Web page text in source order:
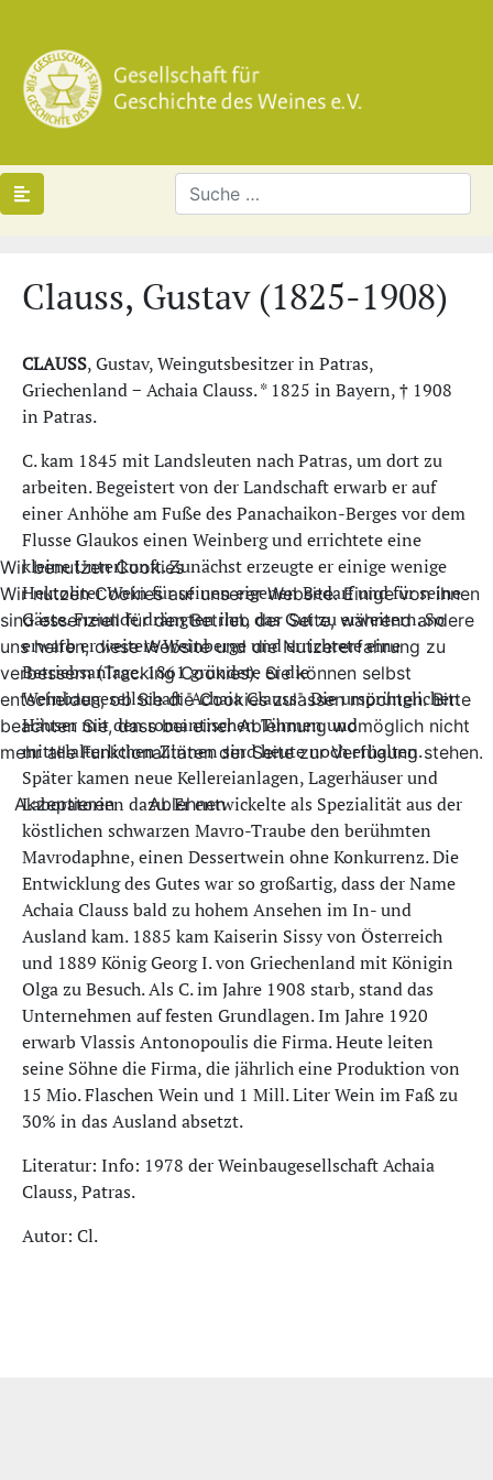
Clauss, Gustav (1825-1908)
CLAUSS, Gustav, Weingutsbesitzer in Patras,
Griechenland − Achaia Clauss. * 1825 in Bayern, † 1908
in Patras.
C. kam 1845 mit Landsleuten nach Patras, um dort zu
arbeiten. Begeistert von der Landschaft erwarb er auf
einer Anhöhe am Fuße des Panachaikon-Berges vor dem
Flusse Glaukos einen Weinberg und errichtete eine
kleine Unterkunft. Zunächst erzeugte er einige wenige
Hektoliter Wein für seinen eigenen Bedarf und für seine
Gäste. Freunde drängten ihn, das Gut zu erweitern. So
erwarb er weitere Weinberge und errichtete eine
Betriebsanlage. 1861 gründete er die
Weinbaugesellschaft "Achaia Clauss". Die ursprünglichen
Häuser mit den romantischen Türmen und
mittelalterlichen Zinnen sind heute noch erhalten.
Später kamen neue Kellereianlagen, Lagerhäuser und
Laboratorien dazu. Er entwickelte als Spezialität aus der
köstlichen schwarzen Mavro-Traube den berühmten
Mavrodaphne, einen Dessertwein ohne Konkurrenz. Die
Entwicklung des Gutes war so großartig, dass der Name
Achaia Clauss bald zu hohem Ansehen im In- und
Ausland kam. 1885 kam Kaiserin Sissy von Österreich
und 1889 König Georg I. von Griechenland mit Königin
Olga zu Besuch. Als C. im Jahre 1908 starb, stand das
Unternehmen auf festen Grundlagen. Im Jahre 1920
erwarb Vlassis Antonopoulis die Firma. Heute leiten
seine Söhne die Firma, die jährlich eine Produktion von
15 Mio. Flaschen Wein und 1 Mill. Liter Wein im Faß zu
30% in das Ausland absetzt.
Literatur: Info: 1978 der Weinbaugesellschaft Achaia
Clauss, Patras.
Autor: Cl.
Wir benutzen Cookies
Wir nutzen Cookies auf unserer Website. Einige von ihnen
sind essenziell für den Betrieb der Seite, während andere
uns helfen, diese Website und die Nutzererfahrung zu
verbessern (Tracking Cookies). Sie können selbst
entscheiden, ob Sie die Cookies zulassen möchten. Bitte
beachten Sie, dass bei einer Ablehnung womöglich nicht
mehr alle Funktionalitäten der Seite zur Verfügung stehen.
Akzeptieren Ablehnen